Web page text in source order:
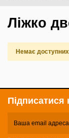
Ліжко
Немає доступних
Підписатися